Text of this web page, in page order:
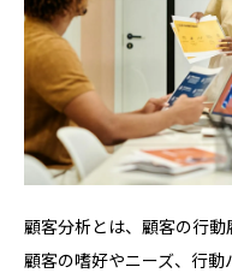
顧客分析とは、顧客の行動
顧客の嗜好やニーズ、行